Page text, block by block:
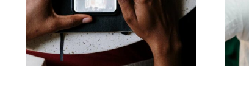
crear publicaciones
atractivas en
Facebook